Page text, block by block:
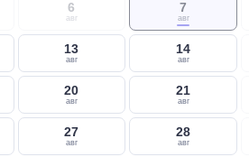
6
авг
7
авг
13
авг
14
авг
20
авг
21
авг
27
авг
28
авг